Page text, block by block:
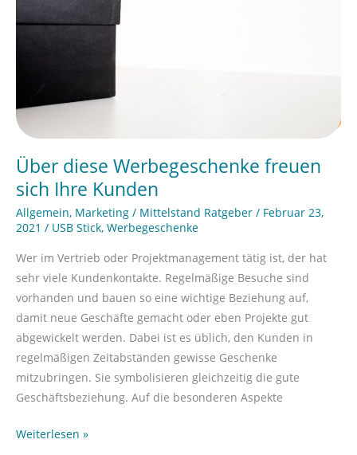
Über diese Werbegeschenke freuen
sich Ihre Kunden
Allgemein, Marketing / Mittelstand Ratgeber / Februar 23,
2021 / USB Stick, Werbegeschenke
Wer im Vertrieb oder Projektmanagement tätig ist, der hat
sehr viele Kundenkontakte. Regelmäßige Besuche sind
vorhanden und bauen so eine wichtige Beziehung auf,
damit neue Geschäfte gemacht oder eben Projekte gut
abgewickelt werden. Dabei ist es üblich, den Kunden in
regelmäßigen Zeitabständen gewisse Geschenke
mitzubringen. Sie symbolisieren gleichzeitig die gute
Geschäftsbeziehung. Auf die besonderen Aspekte
sich
Ihre
Weiterlesen »